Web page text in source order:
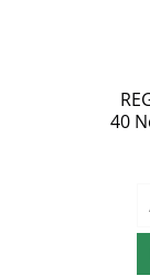
40